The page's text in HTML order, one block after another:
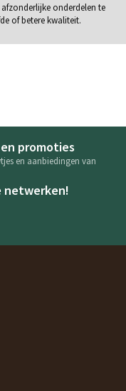
onderdelen te
of betere kwaliteit.
promoties
en aanbiedingen van
netwerken!